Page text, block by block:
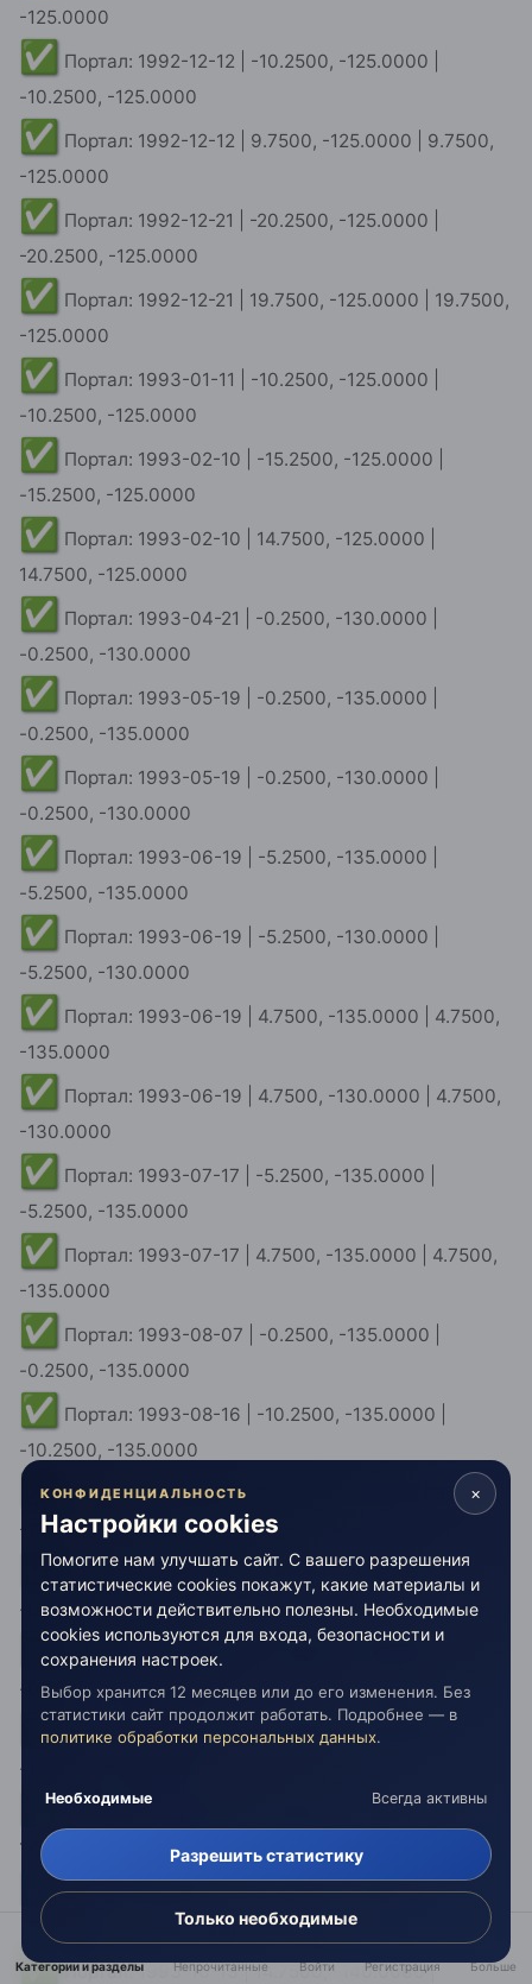
✅Портал: 1992-12-12 | -10.2500, -125.0000 |
-10.2500, -125.0000
✅Портал: 1992-12-12 | 9.7500, -125.0000 | 9.7500,
-125.0000
✅Портал: 1992-12-21 | -20.2500, -125.0000 |
-20.2500, -125.0000
✅Портал: 1992-12-21 | 19.7500, -125.0000 | 19.7500,
-125.0000
✅Портал: 1993-01-11 | -10.2500, -125.0000 |
-10.2500, -125.0000
✅Портал: 1993-02-10 | -15.2500, -125.0000 |
-15.2500, -125.0000
✅Портал: 1993-02-10 | 14.7500, -125.0000 |
14.7500, -125.0000
✅Портал: 1993-04-21 | -0.2500, -130.0000 |
-0.2500, -130.0000
✅Портал: 1993-05-19 | -0.2500, -135.0000 |
-0.2500, -135.0000
✅Портал: 1993-05-19 | -0.2500, -130.0000 |
-0.2500, -130.0000
✅Портал: 1993-06-19 | -5.2500, -135.0000 |
-5.2500, -135.0000
✅Портал: 1993-06-19 | -5.2500, -130.0000 |
-5.2500, -130.0000
✅Портал: 1993-06-19 | 4.7500, -135.0000 | 4.7500,
-135.0000
✅Портал: 1993-06-19 | 4.7500, -130.0000 | 4.7500,
-130.0000
✅Портал: 1993-07-17 | -5.2500, -135.0000 |
-5.2500, -135.0000
✅Портал: 1993-07-17 | 4.7500, -135.0000 | 4.7500,
-135.0000
✅Портал: 1993-08-07 | -0.2500, -135.0000 |
-0.2500, -135.0000
✅Портал: 1993-08-16 | -10.2500, -135.0000 |
-10.2500, -135.0000
✅Портал: 1993-08-16 | 9.7500, -135.0000 | 9.7500,
-135.0000
✅ Портал: 1993-09-04 | -0.2500, -140.0000 |
-0.2500, -140.0000
✅Портал: 1993-09-04 | -0.2500, -135.0000 |
-0.2500, -135.0000
✅Портал: 1993-09-15 | -15.2500, -140.0000 |
-15.2500, -140.0000
✅
✅
Портал: 1993-10-13 | -15.2500, -140.0000 |
-15.2500, -140.0000
✅Портал: 1993-10-13 | 14.7500, -140.0000 |
14.7500, -140.0000
Категории и разделы Непрочитанные Войти Регистрация Больше
×
КОНФИДЕНЦИАЛЬНОСТЬ
Настройки cookies
Помогите нам улучшать сайт. С вашего разрешения
статистические cookies покажут, какие материалы и
возможности действительно полезны. Необходимые
cookies используются для входа, безопасности и
сохранения настроек.
Выбор хранится 12 месяцев или до его изменения. Без
статистики сайт продолжит работать. Подробнее — в
политике обработки персональных данных.
Необходимые Всегда активны
Разрешить статистику
Только необходимые